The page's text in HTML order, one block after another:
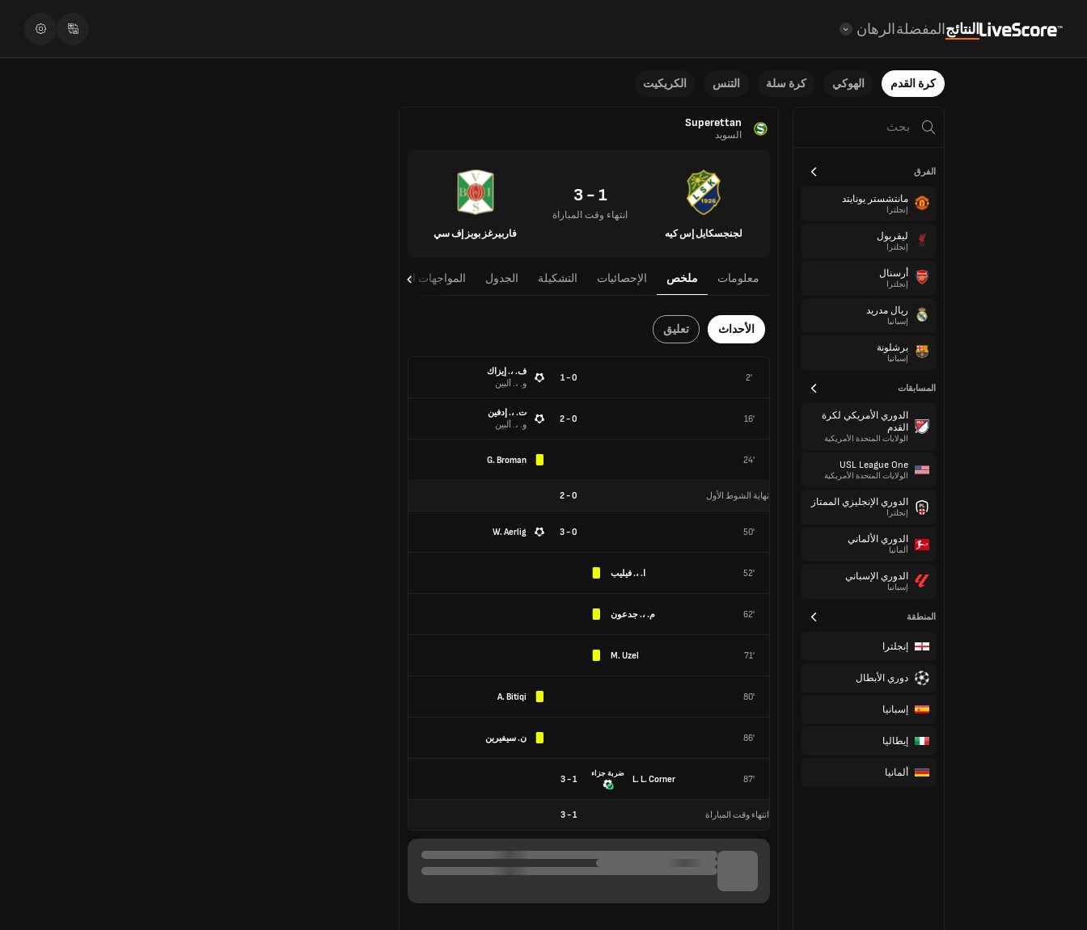
النتائجالمفضلةالرهان
كرة القدم الهوكي كرة سلة التنس الكريكيت
الفرق
مانتشستر يونايتد
إنجلترا
ليفربول
إنجلترا
أرسنال
إنجلترا
ريال مدريد
إسبانيا
برشلونة
إسبانيا
المسابقات
الدوري الأمريكي لكرة
القدم
الولايات المتحدة الأمريكية
USL League One
الولايات المتحدة الأمريكية
الدوري الإنجليزي الممتاز
إنجلترا
الدوري الألماني
ألمانيا
الدوري الإسباني
إسبانيا
المنطقة
إنجلترا
دوري الأبطال
إسبانيا
إيطاليا
ألمانيا
Superettan
السويد
لجنجسكايل إس كيه
1 - 3
انتهاء وقت المباراة
فاربيرغز بويز إف سي
معلومات ملخص الإحصائيات التشكيلة الجدول المواجهات المباشرة
الأحداث تعليق
2'
0 - 1
ف. ،. إيزاك
و. ،. ألبين
16'
0 - 2
ت. ،. إدفين
و. ،. ألبين
24'
G. Broman
نهاية الشوط الأول 0
-
2
50'
0 - 3
W. Aerlig
52' ا. ،. فيليب
62' م. ،. جدعون
71'
M. Uzel
80'
A. Bitiqi
86' ن. سيفيرين
87'
L. L. Corner
ضربة جزاء
1 - 3
انتهاء وقت المباراة 1
-
3